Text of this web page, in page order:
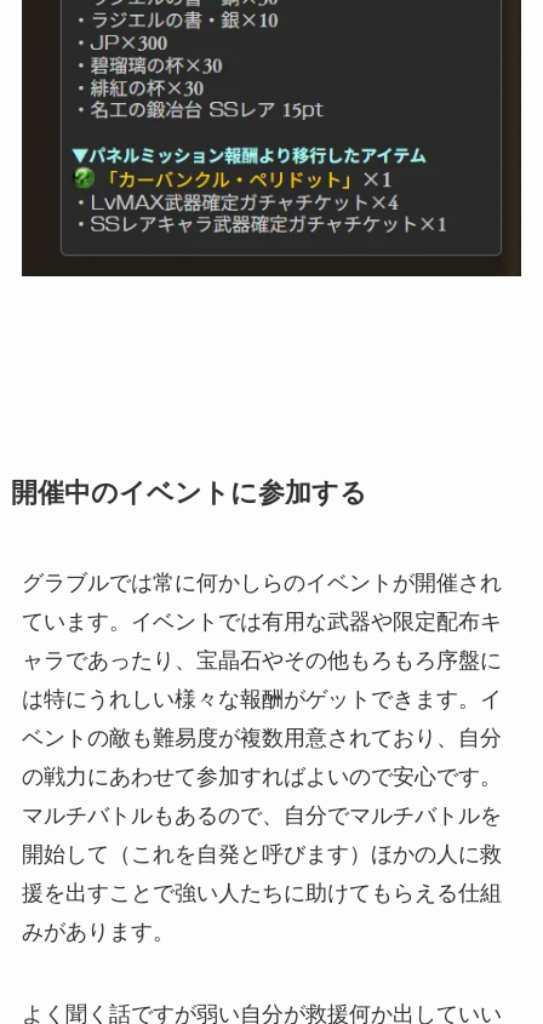
開催中のイベントに参加する
グラブルでは常に何かしらのイベントが開催され
ています。イベントでは有用な武器や限定配布キ
ャラであったり、宝晶石やその他もろもろ序盤に
は特にうれしい様々な報酬がゲットできます。イ
ベントの敵も難易度が複数用意されており、自分
の戦力にあわせて参加すればよいので安心です。
マルチバトルもあるので、自分でマルチバトルを
開始して（これを自発と呼びます）ほかの人に救
援を出すことで強い人たちに助けてもらえる仕組
みがあります。
よく聞く話ですが弱い自分が救援何か出していい